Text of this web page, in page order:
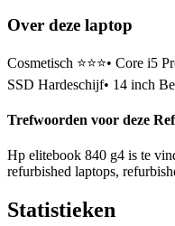
Over deze laptop
Cosmetisch ⭐⭐⭐• Core i5
SSD Hardeschijf• 14 inch
Trefwoorden voor deze
Hp elitebook 840 g4 is te
refurbished laptops,
Statistieken